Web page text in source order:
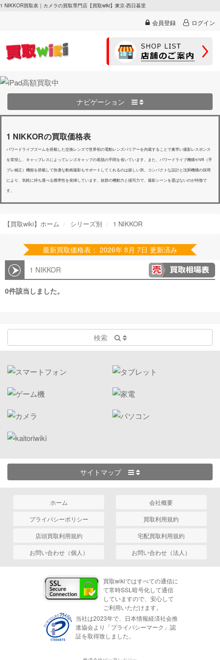
1 NIKKOR買取表｜カメラの買取専門店【買取wiki】東京-西日暮里
会員登録 ログイン
ナビゲーション
1 NIKKORの買取価格表
パワードライブズームを搭載した交換レンズで世界初の電動レンズバリアーを内蔵することで素早い撮影レスポンス
を実現し、キャップレスによってレンズキャップの着脱の手間を省いています。また、パワードライブ機構やVR（手
ブレ補正）機能を搭載して快適な動画撮影もサポートしてくれるのは嬉しい所。コンパクトな設計と沈胴機構の採用
により、気軽に持ち運べる携帯性を発揮しています。抜群の機動力と描写力で、撮影シーンを選ばないのが特徴で
す。
【買取wiki】ホーム シリーズ別 1 NIKKOR
最新買取価格表： 2026年 8月 7日 更新済み
1 NIKKOR
0件該当しました。
検索
サイトマップ
ホーム
会社概要
プライバシーポリシー
買取利用規約
店頭買取利用規約
宅配買取利用規約
お問い合わせ（個人）
お問い合わせ（法人）
買取wikiではすべての通信に
て常時SSL暗号化して通信
していますので、安心して
ご利用いただけます。
当社は2023年で、日本情報経済社会推
進協会より「プライバシーマーク」認
証を取得致しました。